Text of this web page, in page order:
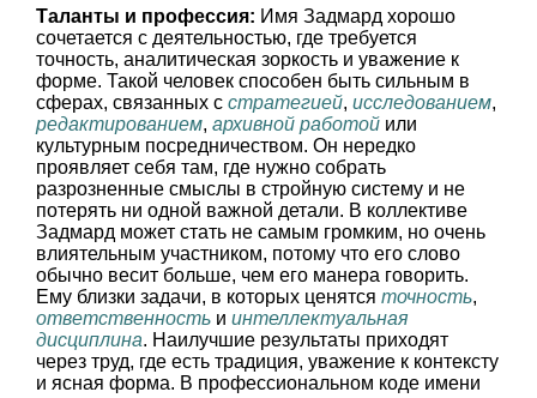
Таланты и профессия: Имя Задмард хорошо
сочетается с деятельностью, где требуется
точность, аналитическая зоркость и уважение к
форме. Такой человек способен быть сильным в
сферах, связанных с стратегией, исследованием,
редактированием, архивной работой или
культурным посредничеством. Он нередко
проявляет себя там, где нужно собрать
разрозненные смыслы в стройную систему и не
потерять ни одной важной детали. В коллективе
Задмард может стать не самым громким, но очень
влиятельным участником, потому что его слово
обычно весит больше, чем его манера говорить.
Ему близки задачи, в которых ценятся точность,
ответственность и интеллектуальная
дисциплина. Наилучшие результаты приходят
через труд, где есть традиция, уважение к контексту
и ясная форма. В профессиональном коде имени